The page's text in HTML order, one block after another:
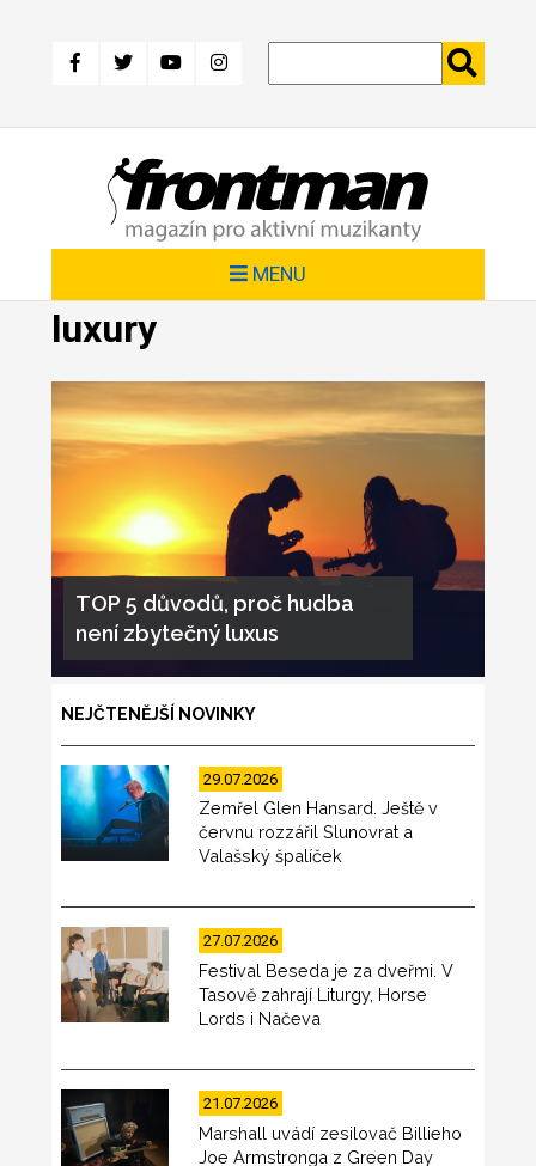
hlavnímu
MENU
luxury
TOP 5 důvodů, proč hudba
není zbytečný luxus
NEJČTENĚJŠÍ NOVINKY
29.07.2026
Zemřel Glen Hansard. Ještě v
červnu rozzářil Slunovrat a
Valašský špalíček
27.07.2026
Festival Beseda je za dveřmi. V
Tasově zahrají Liturgy, Horse
Lords i Načeva
21.07.2026
Marshall uvádí zesilovač Billieho
Joe Armstronga z Green Day